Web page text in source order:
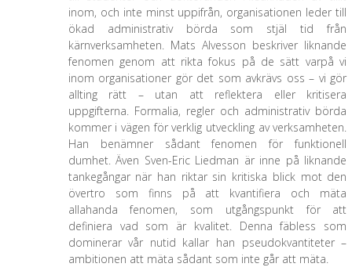
inom, och inte minst uppifrån, organisationen leder till
ökad administrativ börda som stjäl tid från
kärnverksamheten. Mats Alvesson beskriver liknande
fenomen genom att rikta fokus på de sätt varpå vi
inom organisationer gör det som avkrävs oss – vi gör
allting rätt – utan att reflektera eller kritisera
uppgifterna. Formalia, regler och administrativ börda
kommer i vägen för verklig utveckling av verksamheten.
Han benämner sådant fenomen för funktionell
dumhet. Även Sven-Eric Liedman är inne på liknande
tankegångar när han riktar sin kritiska blick mot den
övertro som finns på att kvantifiera och mäta
allahanda fenomen, som utgångspunkt för att
definiera vad som är kvalitet. Denna fäbless som
dominerar vår nutid kallar han pseudokvantiteter –
ambitionen att mäta sådant som inte går att mäta.